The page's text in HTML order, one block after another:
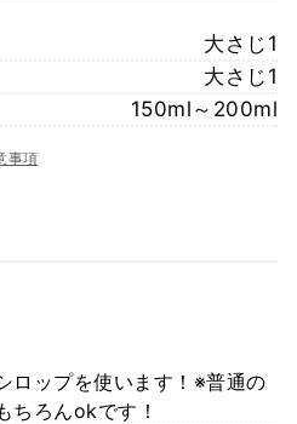
大さじ1
大さじ1
150ml～200ml
事項
ロップを使います！※普通の
ちろんokです！